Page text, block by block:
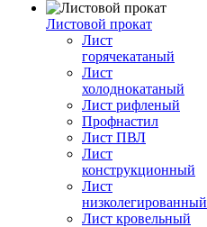
Листовой прокат
Лист
горячекатаный
Лист
холоднокатаный
Лист рифленый
Профнастил
Лист ПВЛ
Лист
конструкционный
Лист
низколегированный
Лист кровельный